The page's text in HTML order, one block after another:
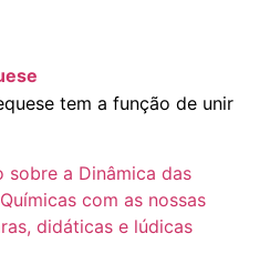
tem a função de unir